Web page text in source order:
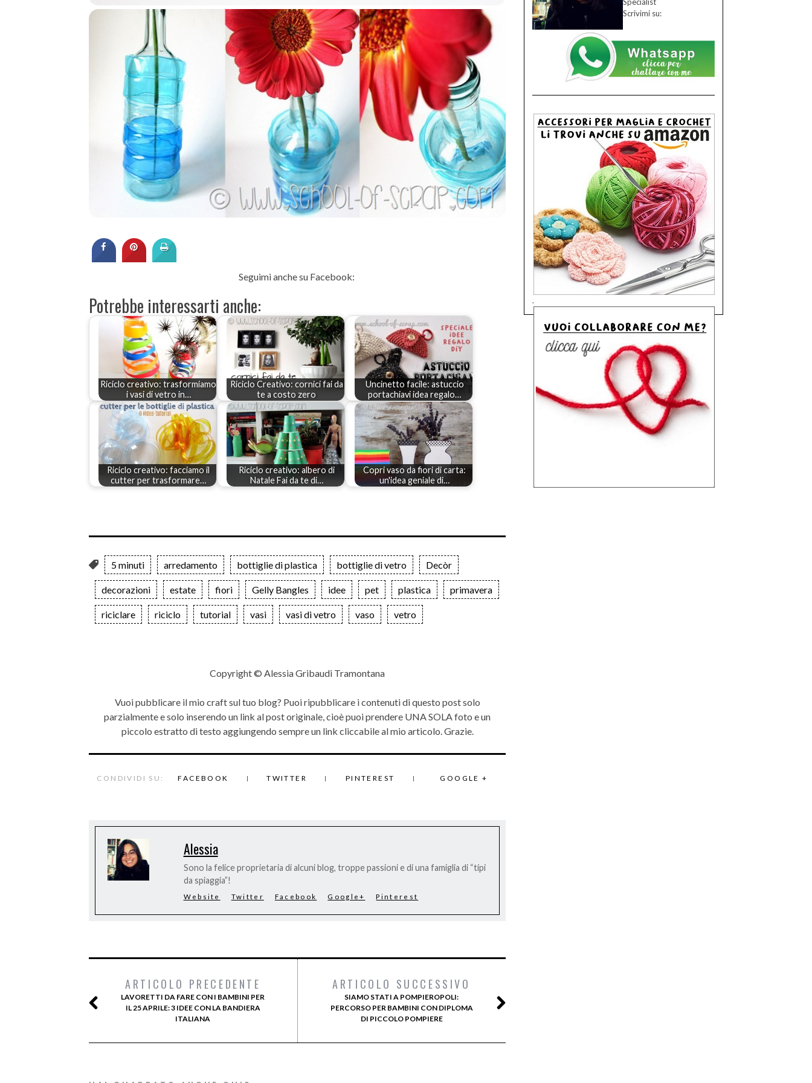
Seguimi anche su Facebook:
Potrebbe interessarti anche:
Riciclo creativo: trasformiamo
i vasi di vetro in…
Riciclo Creativo: cornici fai da
te a costo zero
Uncinetto facile: astuccio
portachiavi idea regalo…
Riciclo creativo: facciamo il
cutter per trasformare…
Riciclo creativo: albero di
Natale Fai da te di…
Copri vaso da fiori di carta:
un'idea geniale di…
5 minuti arredamento bottiglie di plastica bottiglie di vetro Decòr
decorazioni estate fiori Gelly Bangles idee pet plastica primavera
riciclare riciclo tutorial vasi vasi di vetro vaso vetro
Copyright © Alessia Gribaudi Tramontana
Vuoi pubblicare il mio craft sul tuo blog? Puoi ripubblicare i contenuti di questo post solo
parzialmente e solo inserendo un link al post originale, cioè puoi prendere UNA SOLA foto e un
piccolo estratto di testo aggiungendo sempre un link cliccabile al mio articolo. Grazie.
CONDIVIDI SU: FACEBOOK TWITTER PINTEREST GOOGLE +
Alessia
Sono la felice proprietaria di alcuni blog, troppe passioni e di una famiglia di “tipi
da spiaggia”!
Website Twitter Facebook Google+ Pinterest
ARTICOLO PRECEDENTE
LAVORETTI DA FARE CON I BAMBINI PER
IL 25 APRILE: 3 IDEE CON LA BANDIERA
ITALIANA
ARTICOLO SUCCESSIVO
SIAMO STATI A POMPIEROPOLI:
PERCORSO PER BAMBINI CON DIPLOMA
DI PICCOLO POMPIERE
Scrivimi su:
.